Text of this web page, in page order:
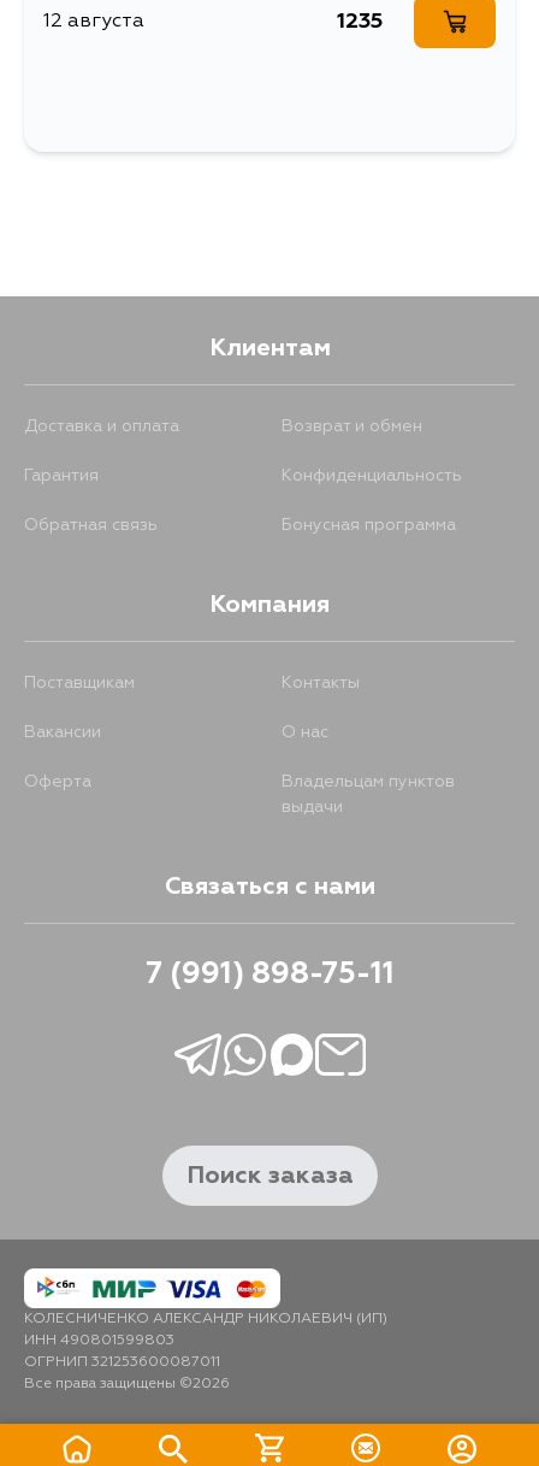
12 августа 1235
Клиентам
Доставка и оплата Возврат и обмен
Гарантия Конфиденциальность
Обратная связь Бонусная программа
Компания
Поставщикам Контакты
Вакансии О нас
Оферта
Владельцам пунктов
выдачи
Связаться с нами
7 (991) 898-75-11
Поиск заказа
КОЛЕСНИЧЕНКО АЛЕКСАНДР НИКОЛАЕВИЧ (ИП)
ИНН 490801599803
ОГРНИП 321253600087011
Все права защищены ©2026